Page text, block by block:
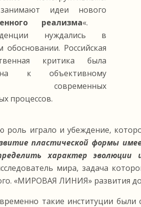
идеи нового
реализма«.
нуждались в
обосновании. Российская
критика была
к объективному
современных
процессов.
роль играло и убеждение,
пластической формы
характер эволюции
мира, задача
«МИРОВАЯ ЛИНИЯ» развития
такие институции были